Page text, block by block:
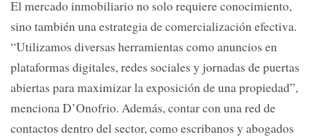
El mercado inmobiliario no solo requiere conocimiento,
sino también una estrategia de comercialización efectiva.
“Utilizamos diversas herramientas como anuncios en
plataformas digitales, redes sociales y jornadas de puertas
abiertas para maximizar la exposición de una propiedad”,
menciona D’Onofrio. Además, contar con una red de
contactos dentro del sector, como escribanos y abogados